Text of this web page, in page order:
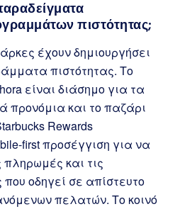
πιστότητας;
έχουν δημιουργήσει
πιστότητας. Το
είναι διάσημο για τα
προνόμια και το παζάρι
Rewards
first προσέγγιση για να
και τις
οδηγεί σε απίστευτο
πελατών. Το κοινό